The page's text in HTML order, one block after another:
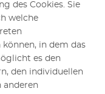
des Cookies. Sie
welche
in dem das
es den
den individuellen
anderen